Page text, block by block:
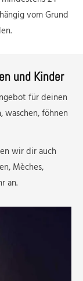
vom Grund
und Kinder
für deinen
waschen, föhnen
wir dir auch
Mèches,
an.